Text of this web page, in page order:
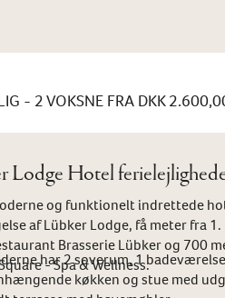
- 2VOKSNE FRA DKK
Lodge Hotel
og funktionelt indrettede
af Lübker Lodge, få meter fra
Brasserie Lübker og 700
- Spa & Wellness.
har 2 soverum, 1
køkken og stue med